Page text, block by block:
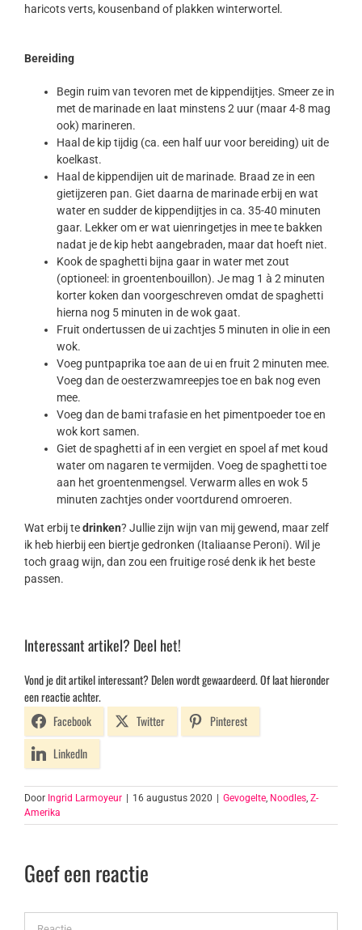
haricots verts, kousenband of plakken winterwortel.
Bereiding
Begin ruim van tevoren met de kippendijtjes. Smeer ze in
met de marinade en laat minstens 2 uur (maar 4-8 mag
ook) marineren.
Haal de kip tijdig (ca. een half uur voor bereiding) uit de
koelkast.
Haal de kippendijen uit de marinade. Braad ze in een
gietijzeren pan. Giet daarna de marinade erbij en wat
water en sudder de kippendijtjes in ca. 35-40 minuten
gaar. Lekker om er wat uienringetjes in mee te bakken
nadat je de kip hebt aangebraden, maar dat hoeft niet.
Kook de spaghetti bijna gaar in water met zout
(optioneel: in groentenbouillon). Je mag 1 à 2 minuten
korter koken dan voorgeschreven omdat de spaghetti
hierna nog 5 minuten in de wok gaat.
Fruit ondertussen de ui zachtjes 5 minuten in olie in een
wok.
Voeg puntpaprika toe aan de ui en fruit 2 minuten mee.
Voeg dan de oesterzwamreepjes toe en bak nog even
mee.
Voeg dan de bami trafasie en het pimentpoeder toe en
wok kort samen.
Giet de spaghetti af in een vergiet en spoel af met koud
water om nagaren te vermijden. Voeg de spaghetti toe
aan het groentenmengsel. Verwarm alles en wok 5
minuten zachtjes onder voortdurend omroeren.
Wat erbij tedrinken? Jullie zijn wijn van mij gewend, maar zelf
ik heb hierbij een biertje gedronken (Italiaanse Peroni). Wil je
toch graag wijn, dan zou een fruitige rosé denk ik het beste
passen.
Interessant artikel? Deel het!
Vond je dit artikel interessant? Delen wordt gewaardeerd. Of laat hieronder
een reactie achter.
Facebook
Twitter
Pinterest
LinkedIn
Door Ingrid Larmoyeur 16 augustus 2020 Gevogelte, Noodles, Z-
Amerika
Geef een reactie